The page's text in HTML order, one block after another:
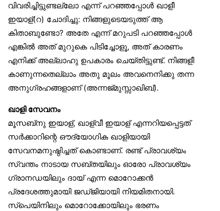
വിവരിച്ചിട്ടുണ്ടല്ലോ എന്ന് പറഞ്ഞപ്പോൾ ഖാളീ
ഇയാള്(റ) ചോദിച്ചു: നിങ്ങളുടെയടുത്ത് ആ
കിതാബുണ്ടോ? അതേ എന്ന് മറുപടി പറഞ്ഞപ്പോൾ
എങ്കിൽ അത് മുറുകെ പിടിച്ചോളൂ, അത് കാരണം
എനിക്ക് അല്ലാഹു ഉപകാരം ചെയ്തിട്ടുണ്ട്. നിങ്ങളീ
കാണുന്നതെല്ലാം അതു മൂലം അവനെനിക്കു തന്ന
അനുഗ്രഹങ്ങളാണ് (അന്നജ്മുസ്സാഖിബ്).
ഖാളി സേവനം
മൂസബ്‌നു ഇയാള്, ഖാള്വീ ഇയാള് എന്നറിയപ്പെട്ടത്
സർക്കാറിന്റെ ഔദ്യോഗിക ഖാളിയായി
സേവനമനുഷ്ഠിച്ചത് കൊണ്ടാണ്. രണ്ട് പ്രാവശ്യം
സ്വന്തം നാടായ സബ്തയിലും ഓരോ പ്രാവശ്യം
ഗ്രാനഡയിലും ദായ് എന്ന മൊറോക്കൻ
പ്രദേശത്തുമായി ജഡ്ജിയായി നിയമിതനായി.
സ്‌പെയിനിലും മൊറോക്കോയിലും ഭരണം